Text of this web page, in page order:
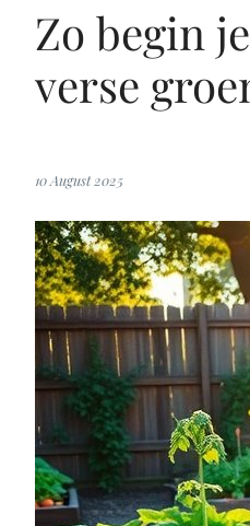
Zo begin
verse
10 August 2025